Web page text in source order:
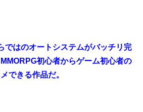
ではのオートシステムがバッチリ完
初心者からゲーム初心者の
できる作品だ。